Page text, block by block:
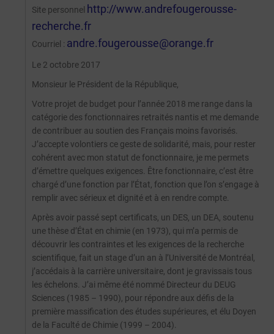
Site personnel http://www.andrefougerousse-
recherche.fr
Courriel : andre.fougerousse@orange.fr
Le 2 octobre 2017
Monsieur le Président de la République,
Votre projet de budget pour l’année 2018 me range dans la
catégorie des fonctionnaires retraités nantis et me demande
de contribuer au soutien des Français moins favorisés.
J’accepte volontiers ce geste de solidarité, mais, pour rester
cohérent avec mon statut de fonctionnaire, je me permets
d’émettre quelques exigences. Être fonctionnaire, c’est être
chargé d’une fonction par l’État, fonction que l’on s’engage à
remplir avec sérieux et dignité et à en rendre compte.
Après avoir passé sept certificats, un DES, un DEA, soutenu
une thèse d’État en chimie (en 1973), qui m’a permis de
découvrir les contraintes et les exigences de la recherche
scientifique, fait un stage d’un an à l’Université de Montréal,
j’accédais à la carrière universitaire, dont je gravissais tous
les échelons. J’ai même été nommé Directeur du DEUG
Sciences (1985 – 1990), pour répondre aux défis de la
première massification des études supérieures, et élu Doyen
de la Faculté de Chimie (1999 – 2004).